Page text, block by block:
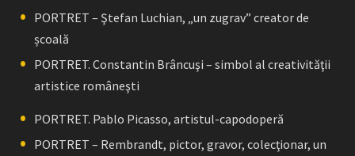
PORTRET – Ştefan Luchian, „un zugrav” creator de
școală
PORTRET. Constantin Brâncuşi – simbol al creativităţii
artistice româneşti
PORTRET. Pablo Picasso, artistul-capodoperă
PORTRET – Rembrandt, pictor, gravor, colecţionar, un